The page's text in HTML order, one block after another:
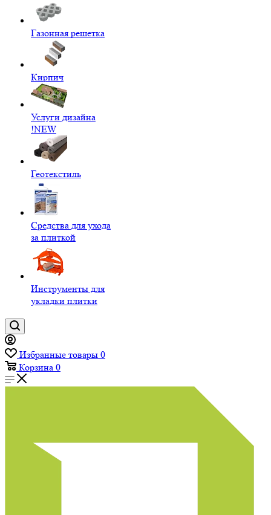
Газонная решетка
Кирпич
Услуги дизайна
!NEW
Геотекстиль
Средства для ухода
за плиткой
Инструменты для
укладки плитки
Избранные товары 0
Корзина 0